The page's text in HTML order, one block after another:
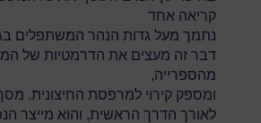
קריאה אחד
דבר זה מעצים את הדרמטיות של
מהספרייה,
ומספק קירוי למרפסת החיצונית.
לאורך הדרך הראשית, והוא מייצר